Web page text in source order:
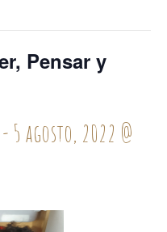
Pensar y
- 5 agosto, 2022 @